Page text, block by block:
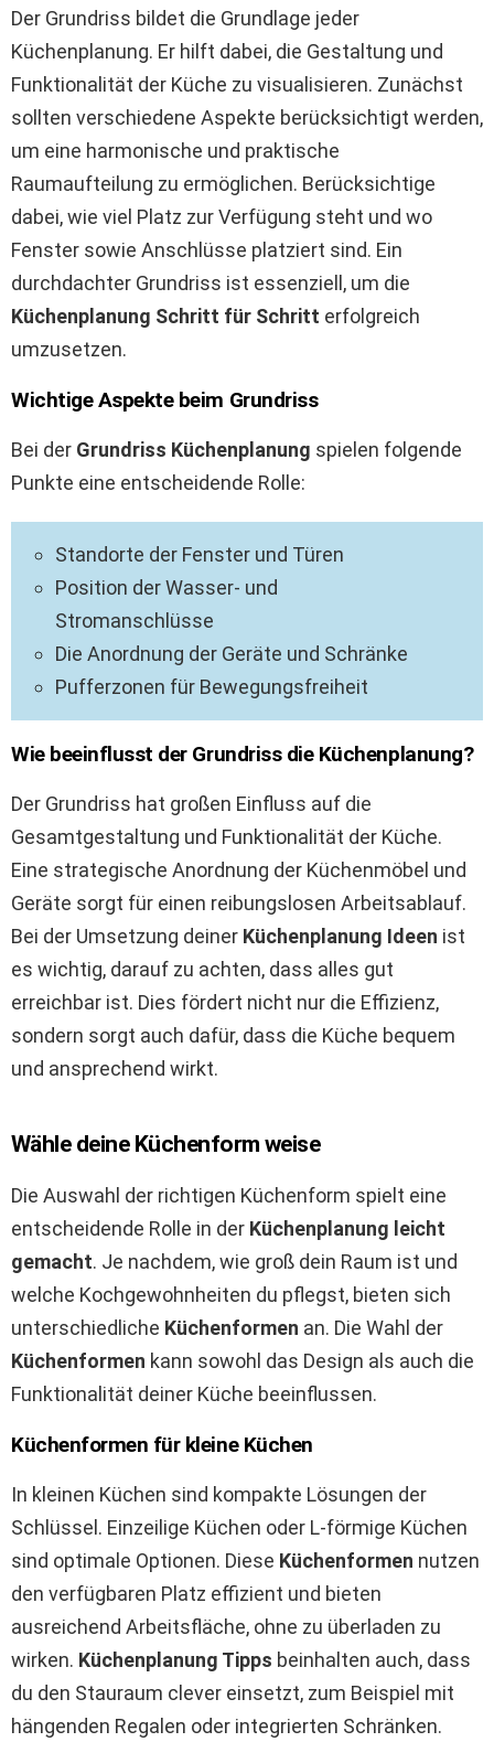
Der Grundriss bildet die Grundlage jeder
Küchenplanung. Er hilft dabei, die Gestaltung und
Funktionalität der Küche zu visualisieren. Zunächst
sollten verschiedene Aspekte berücksichtigt werden,
um eine harmonische und praktische
Raumaufteilung zu ermöglichen. Berücksichtige
dabei, wie viel Platz zur Verfügung steht und wo
Fenster sowie Anschlüsse platziert sind. Ein
durchdachter Grundriss ist essenziell, um die
Küchenplanung Schritt für Schritt erfolgreich
umzusetzen.
Wichtige Aspekte beim Grundriss
Bei der Grundriss Küchenplanung spielen folgende
Punkte eine entscheidende Rolle:
Standorte der Fenster und Türen
Position der Wasser- und
Stromanschlüsse
Die Anordnung der Geräte und Schränke
Pufferzonen für Bewegungsfreiheit
Wie beeinflusst der Grundriss die Küchenplanung?
Der Grundriss hat großen Einfluss auf die
Gesamtgestaltung und Funktionalität der Küche.
Eine strategische Anordnung der Küchenmöbel und
Geräte sorgt für einen reibungslosen Arbeitsablauf.
Bei der Umsetzung deiner Küchenplanung Ideen ist
es wichtig, darauf zu achten, dass alles gut
erreichbar ist. Dies fördert nicht nur die Effizienz,
sondern sorgt auch dafür, dass die Küche bequem
und ansprechend wirkt.
Wähle deine Küchenform weise
Die Auswahl der richtigen Küchenform spielt eine
entscheidende Rolle in der Küchenplanung leicht
gemacht. Je nachdem, wie groß dein Raum ist und
welche Kochgewohnheiten du pflegst, bieten sich
unterschiedliche Küchenformen an. Die Wahl der
Küchenformen kann sowohl das Design als auch die
Funktionalität deiner Küche beeinflussen.
Küchenformen für kleine Küchen
In kleinen Küchen sind kompakte Lösungen der
Schlüssel. Einzeilige Küchen oder L-förmige Küchen
sind optimale Optionen. Diese Küchenformen nutzen
den verfügbaren Platz effizient und bieten
ausreichend Arbeitsfläche, ohne zu überladen zu
wirken. Küchenplanung Tipps beinhalten auch, dass
du den Stauraum clever einsetzt, zum Beispiel mit
hängenden Regalen oder integrierten Schränken.